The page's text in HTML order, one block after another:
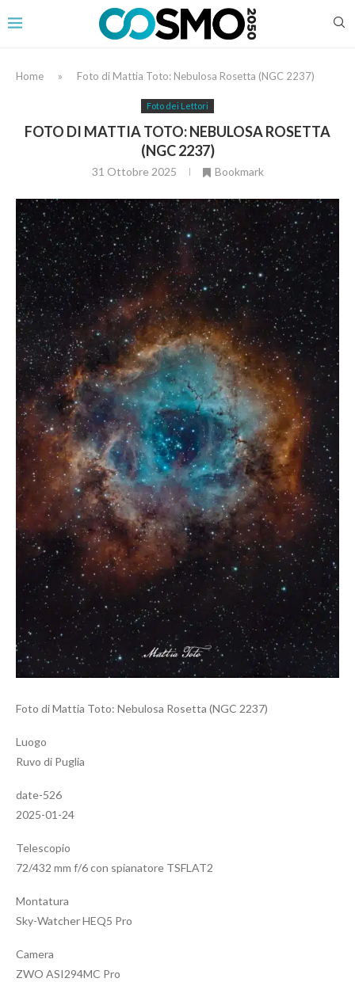
Home » Foto di Mattia Toto: Nebulosa Rosetta (NGC 2237)
Foto dei Lettori
FOTO DI MATTIA TOTO: NEBULOSA ROSETTA
(NGC 2237)
31 Ottobre 2025 Bookmark
Foto di Mattia Toto: Nebulosa Rosetta (NGC 2237)
Luogo
Ruvo di Puglia
date-526
2025-01-24
Telescopio
72/432 mm f/6 con spianatore TSFLAT2
Montatura
Sky-Watcher HEQ5 Pro
Camera
ZWO ASI294MC Pro